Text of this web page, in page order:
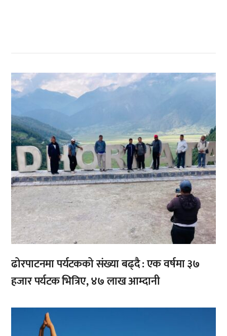
,,
ढोरपाटनमा पर्यटकको संख्या बढ्दै : एक वर्षमा ३७
हजार पर्यटक भित्रिए, ४७ लाख आम्दानी